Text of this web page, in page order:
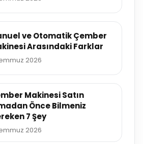
ve Otomatik Çember
Arasındaki Farklar
2026
Makinesi Satın
Önce Bilmeniz
7 Şey
2026